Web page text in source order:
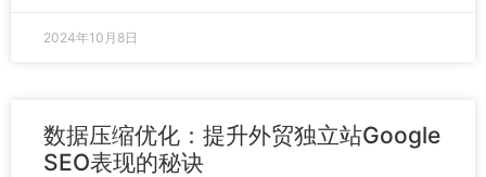
2024年10月8日
数据压缩优化：提升外贸独立站Google
SEO表现的秘诀